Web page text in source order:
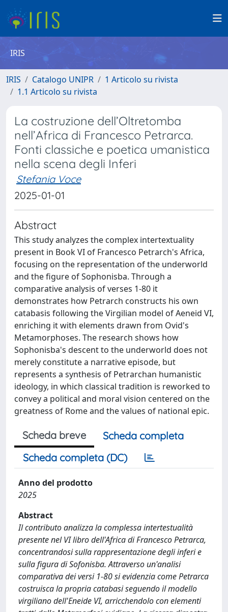
IRIS
IRIS Catalogo UNIPR
1 Articolo su rivista
1.1 Articolo su rivista
La costruzione dell’Oltretomba
nell’Africa di Francesco Petrarca.
Fonti classiche e poetica umanistica
nella scena degli Inferi
Stefania Voce
2025-01-01
Abstract
This study analyzes the complex intertextuality
present in Book VI of Francesco Petrarch's Africa,
focusing on the representation of the underworld
and the figure of Sophonisba. Through a
comparative analysis of verses 1-80 it
demonstrates how Petrarch constructs his own
catabasis following the Virgilian model of Aeneid VI,
enriching it with elements drawn from Ovid's
Metamorphoses. The research shows how
Sophonisba's descent to the underworld does not
merely constitute a narrative episode, but
represents a synthesis of Petrarchan humanistic
ideology, in which classical tradition is reworked to
convey a political and moral vision centered on the
greatness of Rome and the values of national epic.
Scheda breve
Scheda completa
Scheda completa (DC)
Anno del prodotto
2025
Abstract
Il contributo analizza la complessa intertestualità
presente nel VI libro dell'Africa di Francesco Petrarca,
concentrandosi sulla rappresentazione degli inferi e
sulla figura di Sofonisba. Attraverso un'analisi
comparativa dei versi 1-80 si evidenzia come Petrarca
costruisca la propria catabasi seguendo il modello
virgiliano dell'Eneide VI, arricchendolo con elementi